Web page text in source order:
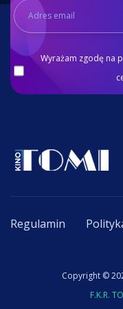
Wyrażam zgodę na przetwarzanie moich danych osobowych w
Regulamin
Copyright ©
F.K.R.